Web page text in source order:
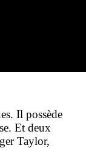
Il possède
Et deux
Taylor,